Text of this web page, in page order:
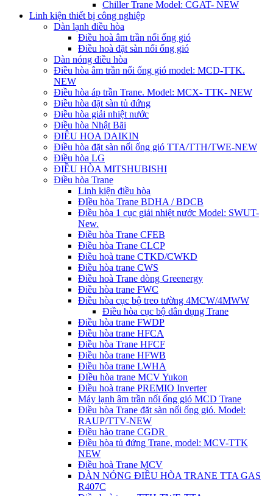
Chiller Trane Model: CGAT- NEW
Linh kiện thiết bị công nghiệp
Dàn lạnh điều hòa
Điều hoà âm trần nối ống gió
Điều hoà đặt sàn nối ống gió
Dàn nóng điều hòa
Điều hòa âm trần nối ống gió model: MCD-TTK.
NEW
Điều hòa áp trần Trane. Model: MCX- TTK- NEW
Điều hòa đặt sàn tủ đứng
Điều hòa giải nhiệt nước
Điều hòa Nhật Bãi
ĐIÊU HOA DAIKIN
Điều hòa đặt sàn nối ống gió TTA/TTH/TWE-NEW
Điều hòa LG
ĐIỀU HÒA MITSHUBISHI
Điều hòa Trane
Linh kiện điều hòa
ĐIều hòa Trane BDHA / BDCB
Điều hòa 1 cục giải nhiệt nước Model: SWUT-
New.
Điều hòa Trane CFEB
Điều hòa Trane CLCP
Điều hoà trane CTKD/CWKD
Điều hòa trane CWS
Điều hoà Trane dòng Greenergy
Điều hòa trane FWC
Điều hòa cục bộ treo tường 4MCW/4MWW
Điều hòa cục bộ dân dụng Trane
Điều hòa trane FWDP
Điều hòa trane HFCA
Điều hòa Trane HFCF
Điều hòa trane HFWB
Điều hòa trane LWHA
ĐIều hòa trane MCV Yukon
Điều hoà trane PREMIO Inverter
Máy lạnh âm trần nối ống gió MCD Trane
Điều hòa Trane đặt sàn nối ống gió. Model:
RAUP/TTV-NEW
Điều hào trane CGDR
Điều hòa tủ đứng Trane, model: MCV-TTK
NEW
Điều hoà Trane MCV
DÀN NÓNG ĐIỀU HÒA TRANE TTA GAS
R407C